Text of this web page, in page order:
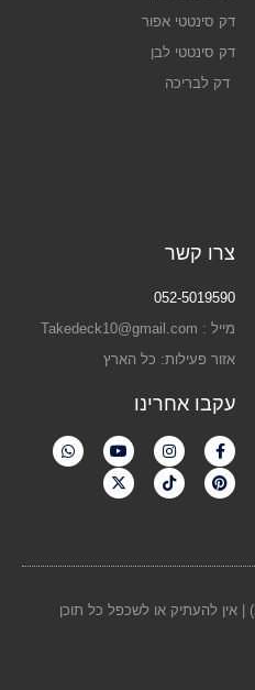
דק סינטטי אפור
דק סינטטי לבן
דק לבריכה
צרו קשר
052-5019590
מייל : Takedeck10@gmail.com
אזור פעילות: כל הארץ
עקבו אחרינו
כל הזכויות שמורות לטייק דק (2026) | אין להעתיק או לשכפל כל תוכן